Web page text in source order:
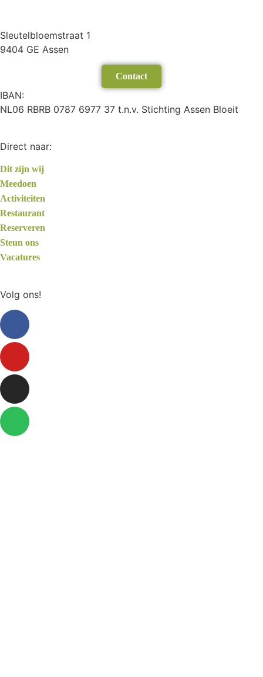
Sleutelbloemstraat 1
9404 GE Assen
Contact
IBAN:
NL06 RBRB 0787 6977 37 t.n.v. Stichting Assen Bloeit
Direct naar:
Dit zijn wij
Meedoen
Activiteiten
Restaurant
Reserveren
Steun ons
Vacatures
Volg ons!